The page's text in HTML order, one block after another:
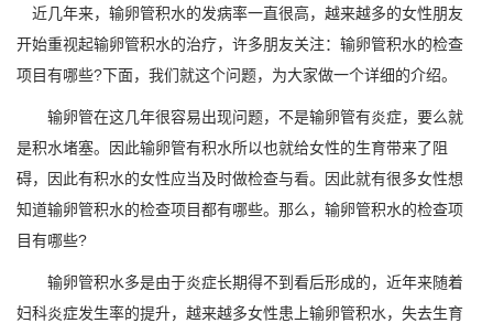
近几年来，输卵管积水的发病率一直很高，越来越多的女性朋友
开始重视起输卵管积水的治疗，许多朋友关注：输卵管积水的检查
项目有哪些?下面，我们就这个问题，为大家做一个详细的介绍。
输卵管在这几年很容易出现问题，不是输卵管有炎症，要么就
是积水堵塞。因此输卵管有积水所以也就给女性的生育带来了阻
碍，因此有积水的女性应当及时做检查与看。因此就有很多女性想
知道输卵管积水的检查项目都有哪些。那么，输卵管积水的检查项
目有哪些?
输卵管积水多是由于炎症长期得不到看后形成的，近年来随着
妇科炎症发生率的提升，越来越多女性患上输卵管积水，失去生育